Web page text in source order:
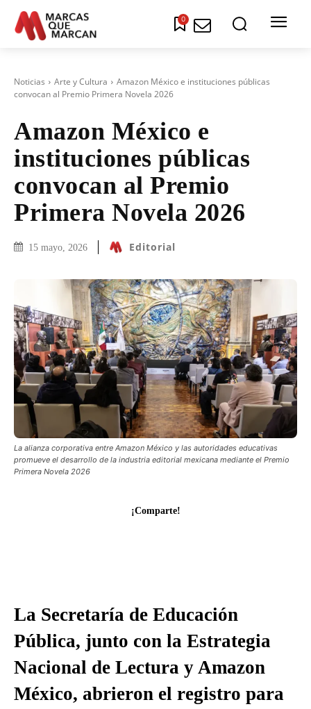
0
Noticias Arte y Cultura
Amazon México e instituciones públicas
convocan al Premio Primera Novela 2026
Amazon México e
instituciones públicas
convocan al Premio
Primera Novela 2026
15 mayo, 2026 Editorial
La alianza corporativa entre Amazon México y las autoridades educativas
promueve el desarrollo de la industria editorial mexicana mediante el Premio
Primera Novela 2026
¡Comparte!
La Secretaría de Educación
Pública, junto con la Estrategia
Nacional de Lectura y Amazon
México, abrieron el registro para